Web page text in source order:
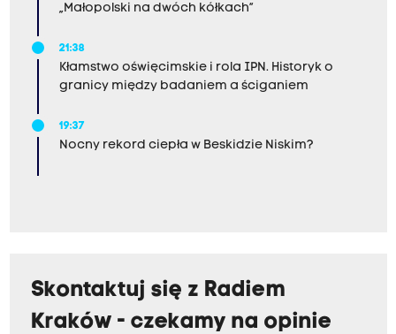
„Małopolski na dwóch kółkach”
21:38
Kłamstwo oświęcimskie i rola IPN. Historyk o
granicy między badaniem a ściganiem
19:37
Nocny rekord ciepła w Beskidzie Niskim?
Skontaktuj się z Radiem
Kraków - czekamy na opinie